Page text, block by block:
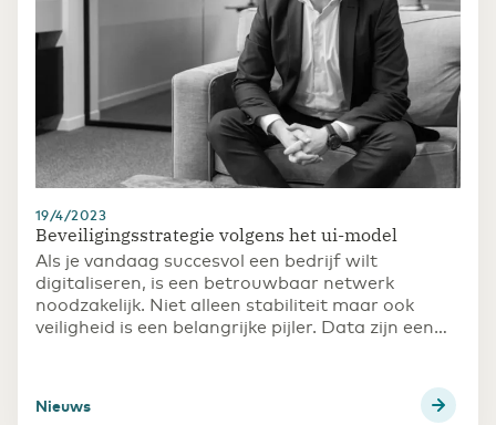
19/4/2023
Beveiligingsstrategie volgens het ui-model
Als je vandaag succesvol een bedrijf wilt
digitaliseren, is een betrouwbaar netwerk
noodzakelijk. Niet alleen stabiliteit maar ook
veiligheid is een belangrijke pijler. Data zijn een
denken uit de digitale strategie van eender welke
Nieuws